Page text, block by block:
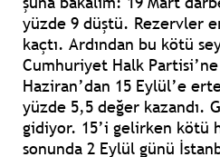
yüzde 9 düştü. Rezervler
kaçtı. Ardından bu kötü
Cumhuriyet Halk Partisi’ne
Haziran’dan 15 Eylül’e
yüzde 5,5 değer kazandı.
gidiyor. 15’i gelirken kötü
sonunda 2 Eylül günü